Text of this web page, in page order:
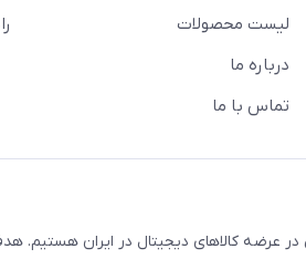
لیست محصولات
درباره ما
تماس با ما
کالاهای دیجیتال در ایران هستیم. هدف